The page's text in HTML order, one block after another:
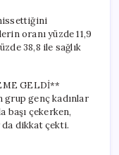
oranı yüzde 11,9
38,8 ile sağlık
GELDİ**
grup genç kadınlar
başı çekerken,
dikkat çekti.